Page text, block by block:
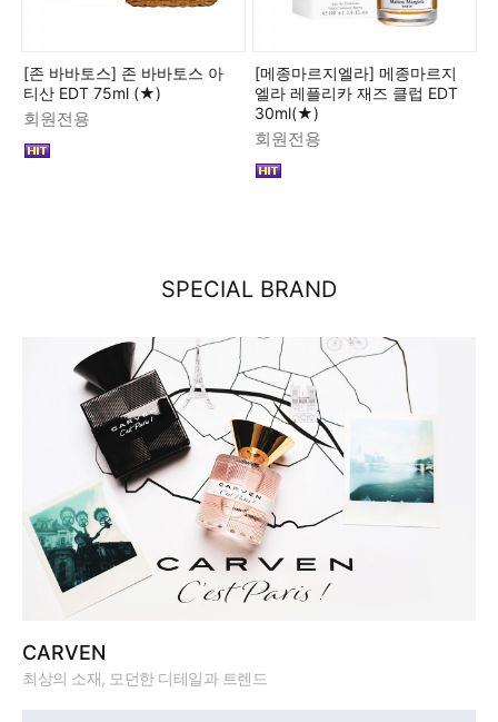
[존 바바토스] 존 바바토스 아
티산 EDT 75ml (★)
회원전용
[메종마르지엘라] 메종마르지
엘라 레플리카 재즈 클럽 EDT
30ml(★)
회원전용
SPECIAL BRAND
CARVEN
최상의 소재, 모던한 디테일과 트렌드